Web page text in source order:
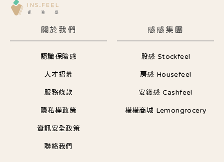
關於我們
認識保險感
人才招募
服務條款
隱私權政策
資訊安全政策
聯絡我們
感感集團
股感 Stockfeel
房感 Housefeel
安錢感 Cashfeel
檬檬商城 Lemongrocery